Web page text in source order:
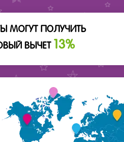
МОГУТ ПОЛУЧИТЬ
ВЫЧЕТ
13%